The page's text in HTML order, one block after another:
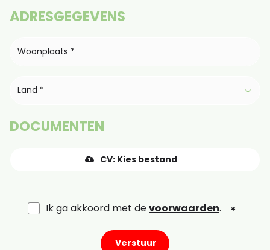
ADRESGEGEVENS
Land *
DOCUMENTEN
CV: Kies bestand
Ik ga akkoord met devoorwaarden.
Verstuur